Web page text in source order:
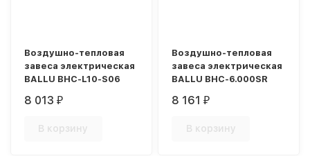
Воздушно-тепловая
завеса электрическая
BALLU BHC-L10-S06
8 013₽
В корзину
Воздушно-тепловая
завеса электрическая
BALLU BHC-6.000SR
8 161₽
В корзину